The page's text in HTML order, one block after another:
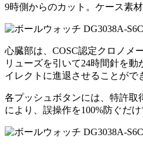
9時側からのカット。ケース素
心臓部は、COSC認定クロノメ
リューズを引いて24時間針を
イレクトに進退させることがで
各プッシュボタンには、特許取
により、誤操作を100%防ぐだ